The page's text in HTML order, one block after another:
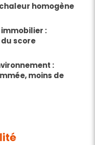
homogène
:
du score
:
moins de